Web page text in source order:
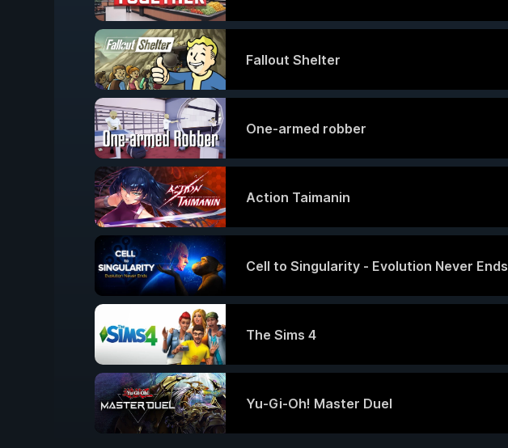
Fallout Shelter
One-armed robber
Action Taimanin
Cell to Singularity - Evolution Never Ends
The Sims 4
Yu-Gi-Oh! Master Duel